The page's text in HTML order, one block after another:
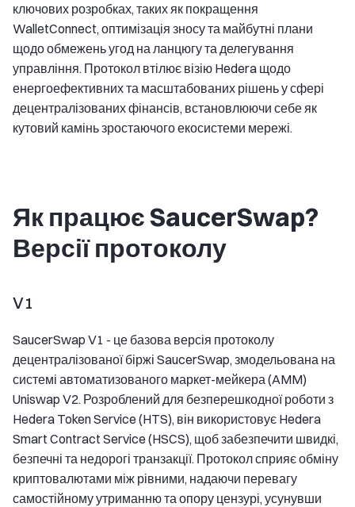
ключових розробках, таких як покращення
WalletConnect, оптимізація зносу та майбутні плани
щодо обмежень угод на ланцюгу та делегування
управління. Протокол втілює візію Hedera щодо
енергоефективних та масштабованих рішень у сфері
децентралізованих фінансів, встановлюючи себе як
кутовий камінь зростаючого екосистеми мережі.
Як працює SaucerSwap?
Версії протоколу
V1
SaucerSwap V1 - це базова версія протоколу
децентралізованої біржі SaucerSwap, змодельована на
системі автоматизованого маркет-мейкера (AMM)
Uniswap V2. Розроблений для безперешкодної роботи з
Hedera Token Service (HTS), він використовує Hedera
Smart Contract Service (HSCS), щоб забезпечити швидкі,
безпечні та недорогі транзакції. Протокол сприяє обміну
криптовалютами між рівними, надаючи перевагу
самостійному утриманню та опору цензурі, усунувши